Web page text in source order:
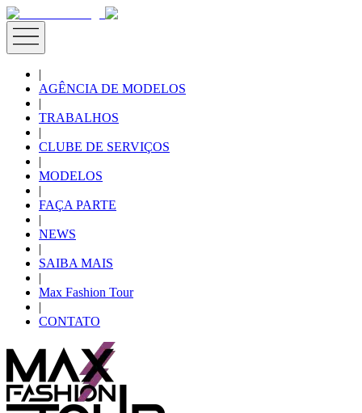
|
AGÊNCIA DE MODELOS
|
TRABALHOS
|
CLUBE DE SERVIÇOS
|
MODELOS
|
FAÇA PARTE
|
NEWS
|
SAIBA MAIS
|
Max Fashion Tour
|
CONTATO